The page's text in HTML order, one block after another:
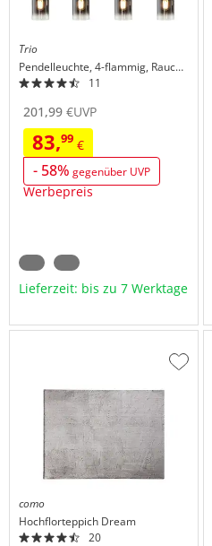
Trio
Pendelleuchte, 4-flammig, Rauchglas schwarz
11
201,99 €UVP
83,99 €
- 58% gegenüber UVP
Werbepreis
Lieferzeit: bis zu 7 Werktage
como
Hochflorteppich Dream
20
Zur